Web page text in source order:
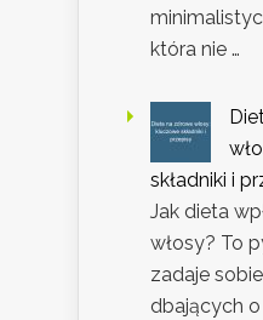
która nie …
składniki i
Jak dieta
włosy? To
zadaje
dbających